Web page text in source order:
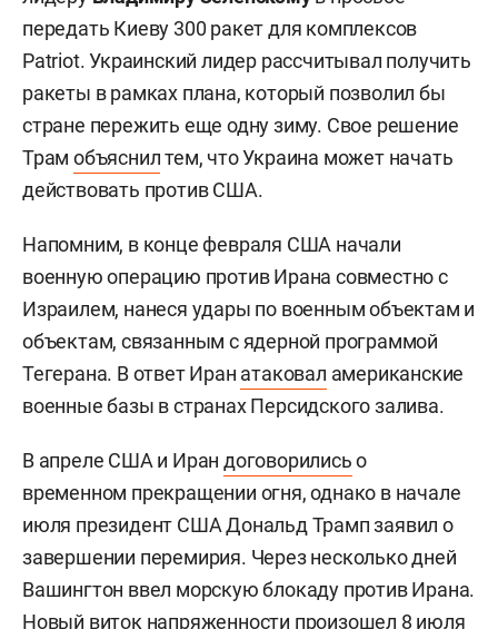
передать Киеву 300 ракет для комплексов
Patriot. Украинский лидер рассчитывал получить
ракеты в рамках плана, который позволил бы
стране пережить еще одну зиму. Свое решение
Трам объяснилтем, что Украина может начать
действовать против США.
Напомним, в конце февраля США начали
военную операцию против Ирана совместно с
Израилем, нанеся удары по военным объектам и
объектам, связанным с ядерной программой
Тегерана. В ответ Иран атаковал американские
военные базы в странах Персидского залива.
В апреле США и Ирандоговорилисьо
временном прекращении огня, однако в начале
июля президент США Дональд Трамп заявил о
завершении перемирия. Через несколько дней
Вашингтон ввел морскую блокаду против Ирана.
Новый виток напряженности произошел 8 июля